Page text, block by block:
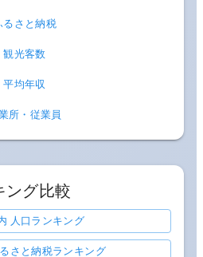
るさと納税
観光客数
平均年収
所・従業員
ング比較
人口ランキング
さと納税ランキング